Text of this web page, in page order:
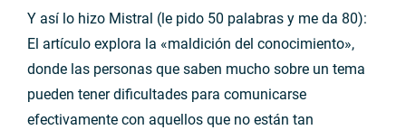
Y así lo hizo Mistral (le pido 50 palabras y me da 80):
El artículo explora la «maldición del conocimiento»,
donde las personas que saben mucho sobre un tema
pueden tener dificultades para comunicarse
efectivamente con aquellos que no están tan